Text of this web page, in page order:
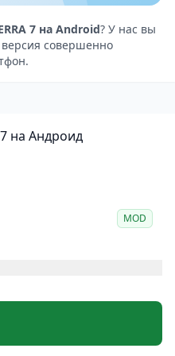
стратегического
его
игру слишком
из-за высокого
шутер от первого лица,
планирования. В
оружия, а также
7 на Android? У нас вы
совершенно
на Андроид
MOD